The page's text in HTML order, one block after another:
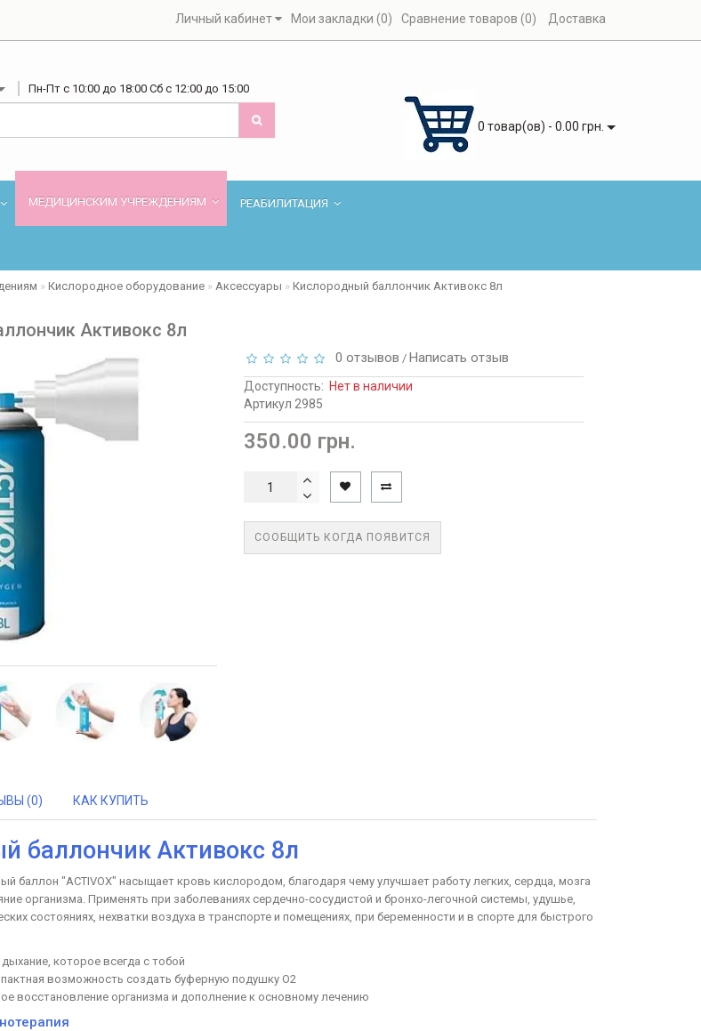
Личный кабинет Мои закладки (0) Сравнение товаров (0) Доставка
Пн-Пт с 10:00 до 18:00 Сб с 12:00 до 15:00
0 товар(ов) - 0.00 грн.
МЕДИЦИНСКИМ УЧРЕЖДЕНИЯМ РЕАБИЛИТАЦИЯ
Кислородное оборудование Аксессуары Кислородный баллончик Активокс 8л
Активокс 8л
0 отзывов / Написать отзыв
Доступность: Нет в наличии
Артикул 2985
350.00 грн.
СООБЩИТЬ КОГДА ПОЯВИТСЯ
(0) КАК КУПИТЬ
баллончик Активокс 8л
баллон "ACTIVOX" насыщает кровь кислородом, благодаря чему улучшает работу легких, сердца, мозга
организма. Применять при заболеваниях сердечно-сосудистой и бронхо-легочной системы, удушье,
состояниях, нехватки воздуха в транспорте и помещениях, при беременности и в спорте для быстрого
которое всегда с тобой
возможность создать буферную подушку О2
восстановление организма и дополнение к основному лечению